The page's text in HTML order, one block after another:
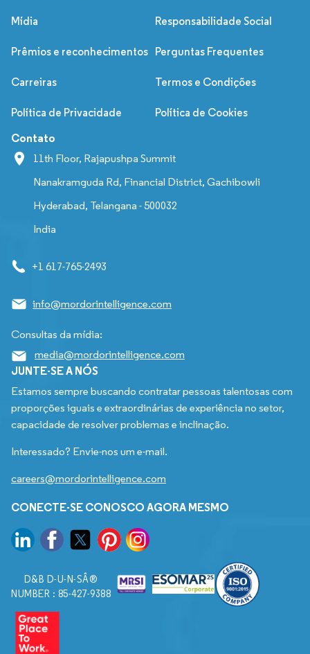
Mídia Responsabilidade Social
Prêmios e reconhecimentos Perguntas Frequentes
Carreiras Termos e Condições
Política de Privacidade Política de Cookies
Contato
11th Floor, Rajapushpa Summit
Nanakramguda Rd, Financial District, Gachibowli
Hyderabad, Telangana - 500032
India
+1 617-765-2493
info@mordorintelligence.com
Consultas da mídia:
media@mordorintelligence.com
JUNTE-SE A NÓS
Estamos sempre buscando contratar pessoas talentosas com
proporções iguais e extraordinárias de experiência no setor,
capacidade de resolver problemas e inclinação.
Interessado? Envie-nos um e-mail.
careers@mordorintelligence.com
CONECTE-SE CONOSCO AGORA MESMO
D&B D-U-N-SÂ®
NUMBER : 85-427-9388